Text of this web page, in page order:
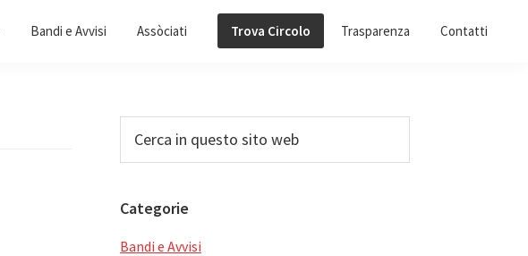
Bandi e Avvisi Assòciati Trova Circolo Trasparenza Contatti
Barra
laterale
web
Categorie
Bandi e Avvisi